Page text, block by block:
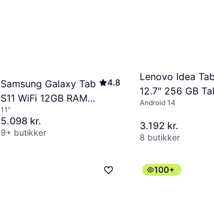
Samsung Galaxy Tab
S11 WiFi 12GB RAM
128GB Grey
4.8
11"
5.098 kr.
9+ butikker
Lenovo Idea
12.7" 256 GB
Android 14
3.192 kr.
8 butikker
100+